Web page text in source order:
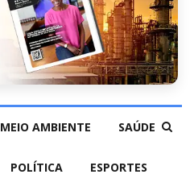
MEIO AMBIENTE SAÚDE
POLÍTICA ESPORTES